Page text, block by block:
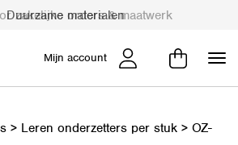
Duurzame materialen
Mijn account
> Leren onderzetters per stuk > OZ-